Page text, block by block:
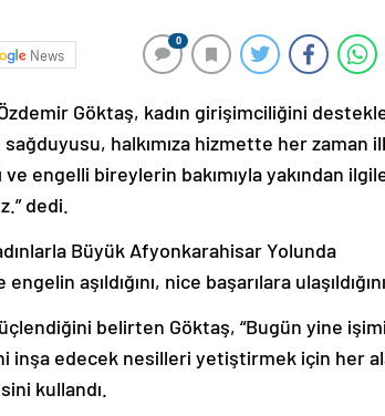
News
0
Göktaş, kadın girişimciliğini
halkımıza hizmette her zaman
ve engelli bireylerin bakımıyla yakından
dedi.
Büyük Afyonkarahisar Yolunda
aşıldığını, nice başarılara
belirten Göktaş, “Bugün yine
inşa edecek nesilleri yetiştirmek için her
kullandı.